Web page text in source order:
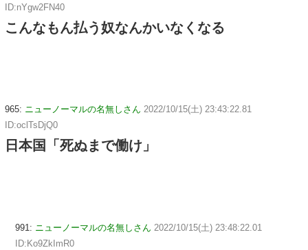
ID:nYgw2FN40
こんなもん払う奴なんかいなくなる
965: ニューノーマルの名無しさん 2022/10/15(土) 23:43:22.81
ID:oclTsDjQ0
日本国「死ぬまで働け」
991: ニューノーマルの名無しさん 2022/10/15(土) 23:48:22.01
ID:Ko9ZkImR0